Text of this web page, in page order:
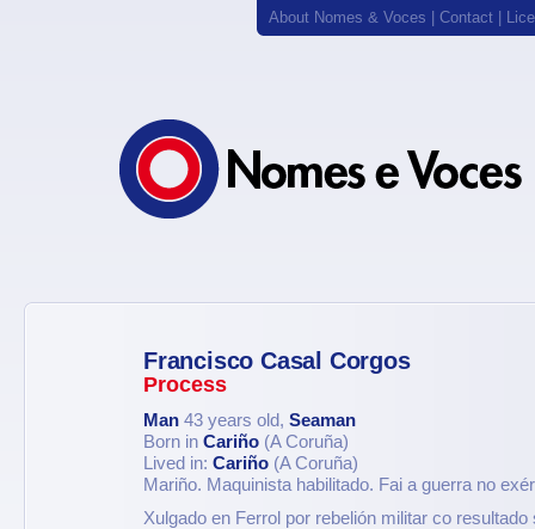
About Nomes & Voces Contact
Francisco Casal Corgos
Process
Man 43 years old, Seaman
Born in Cariño (A Coruña)
Lived in: Cariño (A Coruña)
Mariño. Maquinista habilitado. Fai a guerra no
Xulgado en Ferrol por rebelión militar co